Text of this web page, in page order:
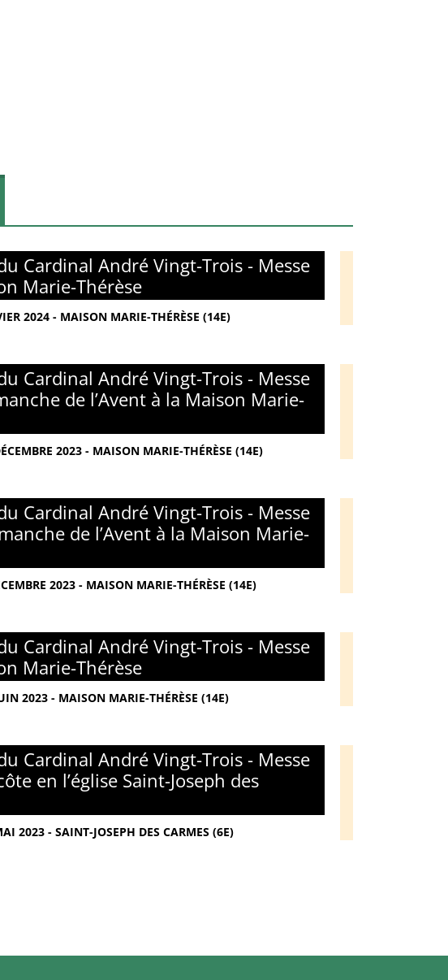
Cardinal André Vingt-Trois - Messe
Marie-Thérèse
2024 - MAISON MARIE-THÉRÈSE (14E)
Cardinal André Vingt-Trois - Messe
de l’Avent à la Maison Marie-
2023 - MAISON MARIE-THÉRÈSE (14E)
Cardinal André Vingt-Trois - Messe
de l’Avent à la Maison Marie-
2023 - MAISON MARIE-THÉRÈSE (14E)
Cardinal André Vingt-Trois - Messe
Marie-Thérèse
2023 - MAISON MARIE-THÉRÈSE (14E)
Cardinal André Vingt-Trois - Messe
en l’église Saint-Joseph des
2023 - SAINT-JOSEPH DES CARMES (6E)